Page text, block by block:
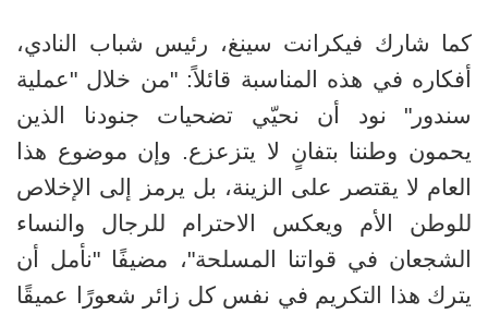
كما شارك فيكرانت سينغ، رئيس شباب النادي،
أفكاره في هذه المناسبة قائلاً: "من خلال "عملية
سندور" نود أن نحيّي تضحيات جنودنا الذين
يحمون وطننا بتفانٍ لا يتزعزع. وإن موضوع هذا
العام لا يقتصر على الزينة، بل يرمز إلى الإخلاص
للوطن الأم ويعكس الاحترام للرجال والنساء
الشجعان في قواتنا المسلحة"، مضيفًا "نأمل أن
يترك هذا التكريم في نفس كل زائر شعورًا عميقًا